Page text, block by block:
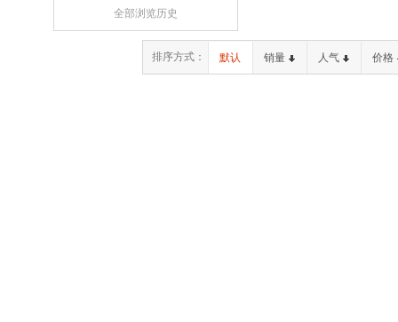
全部浏览历史
排序方式： 默认 销量 人气 价格